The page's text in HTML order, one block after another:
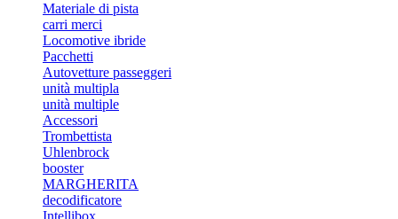
Materiale di pista
carri merci
Locomotive ibride
Pacchetti
Autovetture passeggeri
unità multipla
unità multiple
Accessori
Trombettista
Uhlenbrock
booster
MARGHERITA
decodificatore
Intellibox